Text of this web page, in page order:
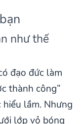
như thế
đạo đức làm
thành công”
lầm. Nhưng
lớp vỏ bóng